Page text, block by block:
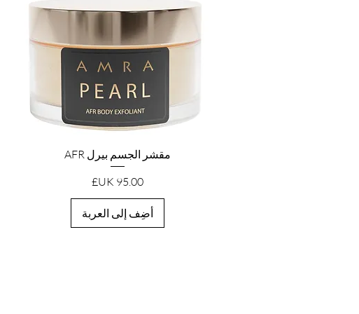
العرض السريع
مقشر الجسم بيرل AFR
السعر‏95.00 UK£
أضِف إلى العربة